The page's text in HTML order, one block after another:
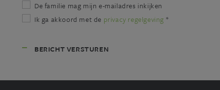
De familie mag mijn e-mailadres inkijken
Ik ga akkoord met de privacy regelgeving *
BERICHT VERSTUREN